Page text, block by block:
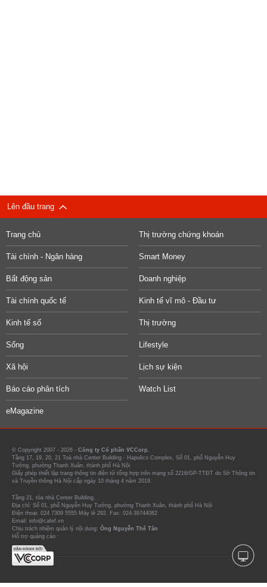
Lên đầu trang
Trang chủ Thị trường chứng khoán
Tài chính - Ngân hàng Smart Money
Bất động sản Doanh nghiệp
Tài chính quốc tế Kinh tế vĩ mô - Đầu tư
Kinh tế số Thị trường
Sống Lifestyle
Xã hội Lịch sự kiện
Báo cáo phân tích Watch List
eMagazine
© Copyright 2007 - 2026 - Công ty Cổ phần VCCorp.
Tầng 17, 19, 20, 21 Toà nhà Center Building - Hapulico Complex, Số 01, phố Nguyễn Huy
Tưởng, phường Thanh Xuân, thành phố Hà Nội
Giấy phép thiết lập trang thông tin điện tử tổng hợp trên mạng số 2216/GP-TTĐT do Sở Thông tin
và Truyền thông Hà Nội cấp ngày 10 tháng 4 năm 2019.
Tầng 21, tòa nhà Center Building.
Địa chỉ: Số 01, phố Nguyễn Huy Tưởng, phường Thanh Xuân, thành phố Hà Nội
Điện thoại: 024 7309 5555 Máy lẻ 292. Fax: 024-39744082
Email: info@cafef.vn
Chịu trách nhiệm quản lý nội dung: Ông Nguyễn Thế Tân
Hỗ trợ quảng cáo :